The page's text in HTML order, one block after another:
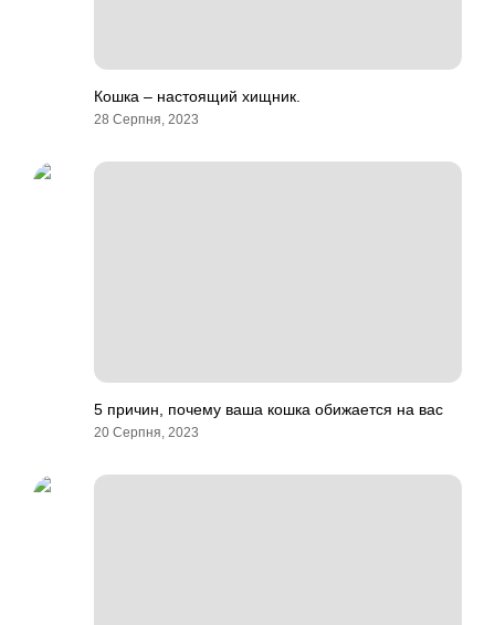
Кошка – настоящий хищник.
28 Серпня, 2023
5 причин, почему ваша кошка обижается на вас
20 Серпня, 2023